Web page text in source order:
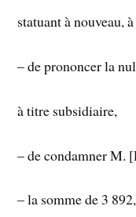
statuant à nouveau,
– de prononcer la
à titre subsidiaire,
– de condamner M.
– la somme de 3